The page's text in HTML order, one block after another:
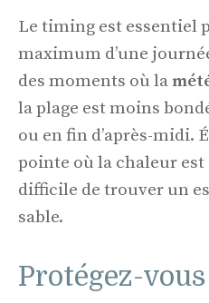
Le timing est essentiel
maximum d’une
des moments où la
la plage est moins
ou en fin d’après-midi.
pointe où la chaleur
difficile de trouver un
sable.
Protégez-